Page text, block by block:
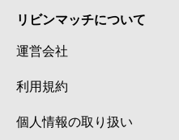
リビンマッチについて
運営会社
利用規約
個人情報の取り扱い